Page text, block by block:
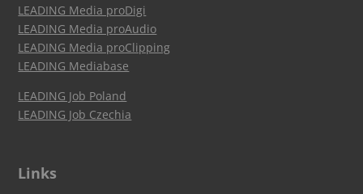
LEADING Media proDigi
LEADING Media proAudio
LEADING Media proClipping
LEADING Mediabase
LEADING Job Poland
LEADING Job Czechia
Links